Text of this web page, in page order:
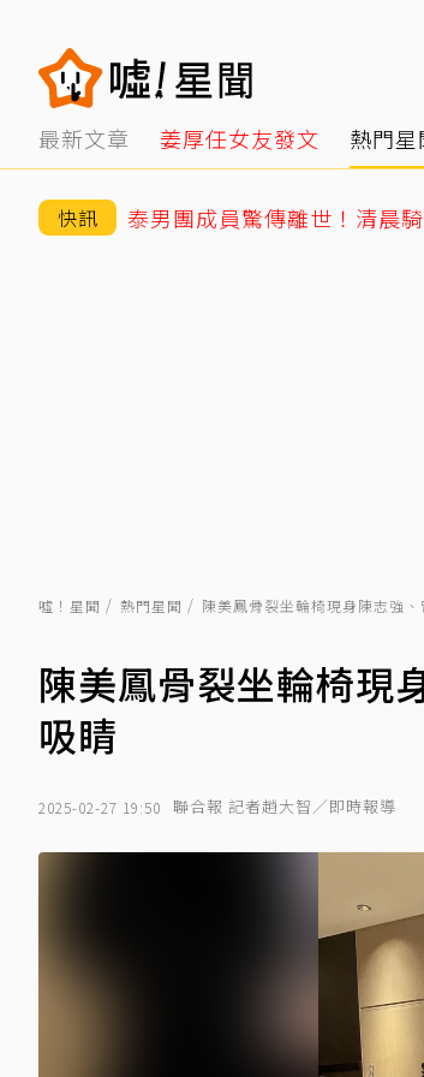
最新文章 姜厚任女友發文 熱門星
快訊
噓！星聞 熱門星聞 陳美鳳骨裂坐輪椅現身陳志強
陳美鳳骨裂坐輪椅現
吸睛
2025-02-27 19:50 聯合報 記者趙大智／即時報導